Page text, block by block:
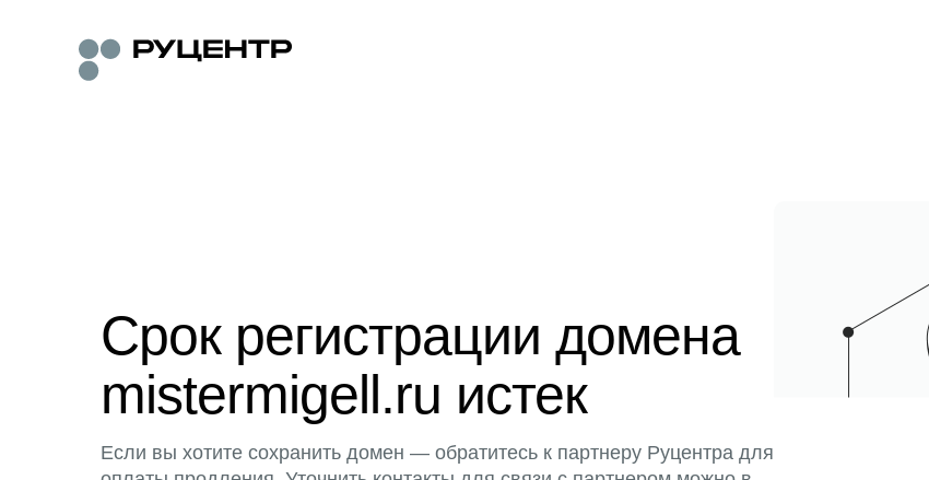
Срок регистрации домена
mistermigell.ru истек
Если вы хотите сохранить домен — обратитесь к партнеру Руцентра для